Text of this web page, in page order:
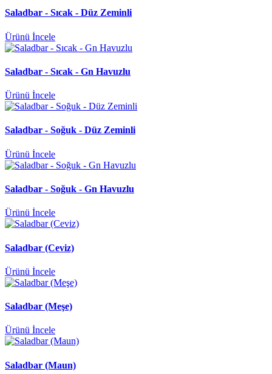
Saladbar - Sıcak - Düz Zeminli
Ürünü İncele
Saladbar - Sıcak - Gn Havuzlu
Ürünü İncele
Saladbar - Soğuk - Düz Zeminli
Ürünü İncele
Saladbar - Soğuk - Gn Havuzlu
Ürünü İncele
Saladbar (Ceviz)
Ürünü İncele
Saladbar (Meşe)
Ürünü İncele
Saladbar (Maun)